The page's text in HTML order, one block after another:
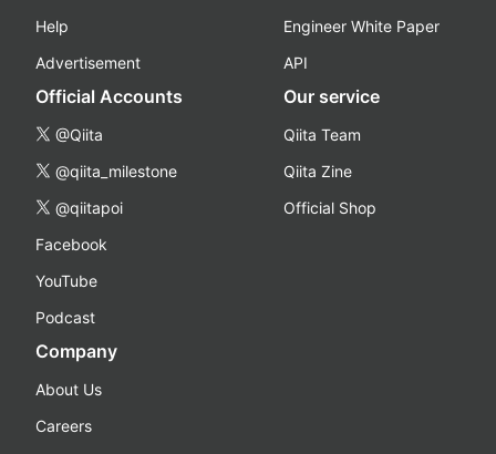
Help
Advertisement
Engineer White Paper
API
Official Accounts
@Qiita
@qiita_milestone
@qiitapoi
Facebook
YouTube
Podcast
Our service
Qiita Team
Qiita Zine
Official Shop
Company
About Us
Careers